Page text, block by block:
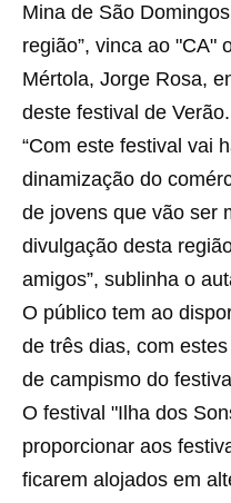
Mina de São
região”, vinca ao "CA"
Mértola, Jorge Rosa,
deste festival de Verão.
“Com este festival vai
dinamização do
de jovens que vão ser
divulgação desta
amigos”, sublinha o
O público tem ao
de três dias, com
de campismo do
O festival "Ilha dos
proporcionar aos
ficarem alojados em